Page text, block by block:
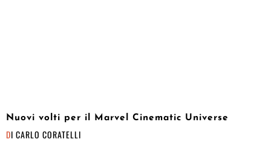
Nuovi volti per il Marvel Cinematic Universe
DI CARLO CORATELLI